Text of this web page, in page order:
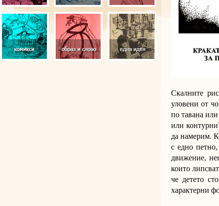
Скалните
уловени от
по тавана
или
да намерим.
с едно петно,
движение,
които
че детето
характерни